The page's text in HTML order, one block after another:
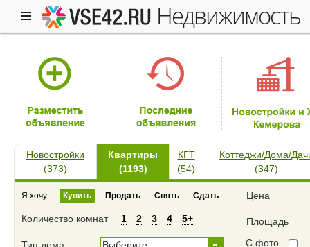
недвижимость
Новостройки
(373)
Квартиры
(1193)
КГТ
(54)
Коттеджи/Дома/
(347)
Я хочу Купить Продать Снять Сдать Цена
Количество комнат 1 2 3 4 5+ Площадь
С фото